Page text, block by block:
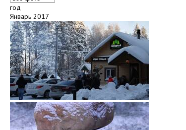
год
Январь 2017